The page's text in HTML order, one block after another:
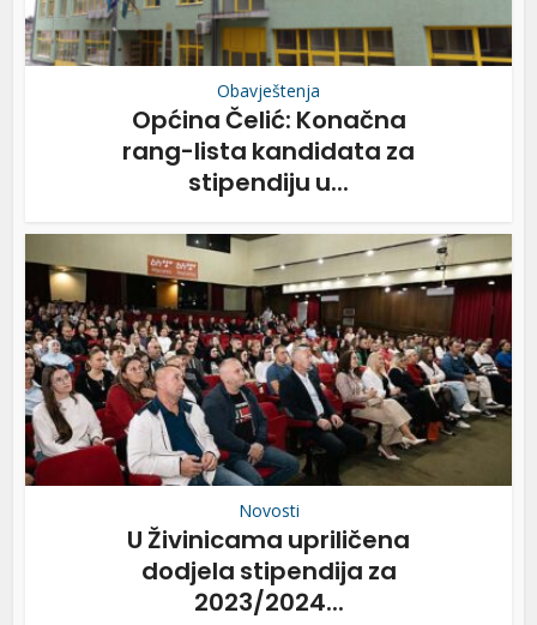
Obavještenja
Općina Čelić: Konačna
rang-lista kandidata za
stipendiju u...
Novosti
U Živinicama upriličena
dodjela stipendija za
2023/2024...